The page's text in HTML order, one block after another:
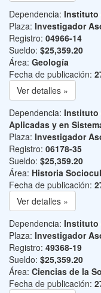
Dependencia: Instituto
Plaza: Investigador
Registro: 04966-14
Sueldo: $25,359.20
Área: Geología
Fecha de publicación:
Ver detalles »
Dependencia: Instituto
Aplicadas y en
Plaza: Investigador
Registro: 06178-35
Sueldo: $25,359.20
Área: Historia
Fecha de publicación:
Ver detalles »
Dependencia: Instituto
Plaza: Investigador
Registro: 49368-19
Sueldo: $25,359.20
Área: Ciencias de la
Fecha de publicación: